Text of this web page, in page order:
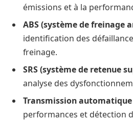
émissions et à la
ABS (système de freinage
identification des
freinage.
SRS (système de retenue
analyse des
Transmission automatique
performances et détection